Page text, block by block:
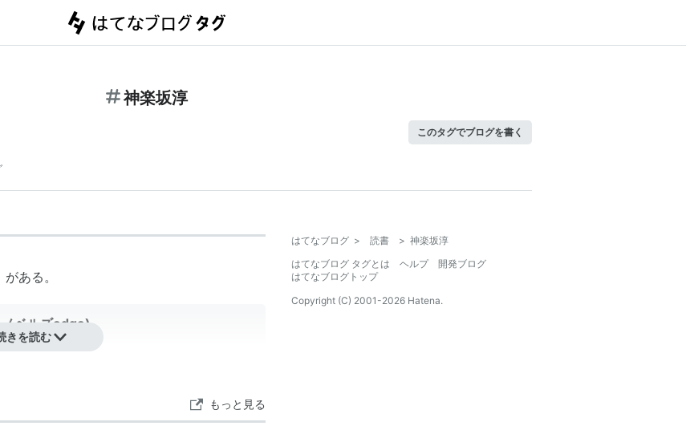
神楽坂淳
このタグでブログを書く
がある。
ベルズedge)
) を見る
きを読む
もっと見る
はてなブログ > 読書 > 神楽坂淳
はてなブログ タグとは
ヘルプ
開発ブログ
はてなブログトップ
Copyright (C) 2001-2026 Hatena.